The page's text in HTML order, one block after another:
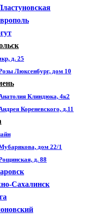
лечебные,
Совместная
отклонения от нормы в
и приобретенные
речи или
патологии.
(И СВОИ, И
ДОБИЛИСЬ В
ОДНИМ
И
говорить. И говорить
правильная,
успешного обучения в
выбора
себе
мире делового
логически
свою точку зрения.
д. 25
Люксенбург, дом 10
Клиндюка, 4к2
Кореневского, д.11
дом 22/1
д. 88
Сахалинск